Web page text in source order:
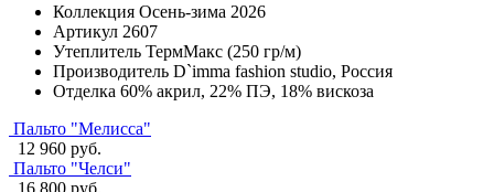
Коллекция Осень-зима 2026
Артикул 2607
Утеплитель ТермМакс (250 гр/м)
Производитель D`imma fashion studio, Россия
Отделка 60% акрил, 22% ПЭ, 18% вискоза
Пальто "Мелисса"
12 960 руб.
Пальто "Челси"
16 800 руб.